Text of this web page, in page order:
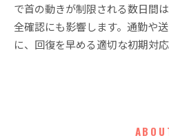
で首の動きが制限される数日間
全確認にも影響します。通勤や
に、回復を早める適切な初期対